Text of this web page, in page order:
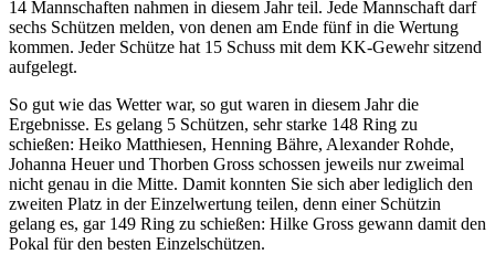
14 Mannschaften nahmen in diesem Jahr teil. Jede Mannschaft darf
sechs Schützen melden, von denen am Ende fünf in die Wertung
kommen. Jeder Schütze hat 15 Schuss mit dem KK-Gewehr sitzend
aufgelegt.
So gut wie das Wetter war, so gut waren in diesem Jahr die
Ergebnisse. Es gelang 5 Schützen, sehr starke 148 Ring zu
schießen: Heiko Matthiesen, Henning Bähre, Alexander Rohde,
Johanna Heuer und Thorben Gross schossen jeweils nur zweimal
nicht genau in die Mitte. Damit konnten Sie sich aber lediglich den
zweiten Platz in der Einzelwertung teilen, denn einer Schützin
gelang es, gar 149 Ring zu schießen: Hilke Gross gewann damit den
Pokal für den besten Einzelschützen.